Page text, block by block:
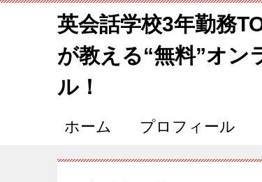
英会話学校3年勤務
が教える“無料”オン
ル！
ホーム プロフィール